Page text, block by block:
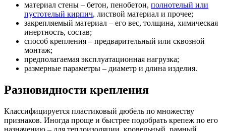
материал стены – бетон, пенобетон, полнотелый или
пустотелый кирпич, листвой материал и прочее;
закрепляемый материал – его вес, толщина, химическая
инертность, состав;
способ крепления – предварительный или сквозной
монтаж;
предполагаемая эксплуатационная нагрузка;
размерные параметры – диаметр и длина изделия.
Разновидности крепления
Классифицируется пластиковый дюбель по множеству
признаков. Иногда проще и быстрее подобрать крепеж по его